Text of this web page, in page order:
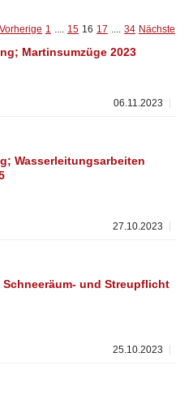
Vorherige 1 .... 15 16 17 .... 34 Nächste
Martinsumzüge 2023
06.11.2023
Wasserleitungsarbeiten
27.10.2023
und Streupflicht
25.10.2023